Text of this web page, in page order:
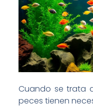
Cuando se trata
peces tienen